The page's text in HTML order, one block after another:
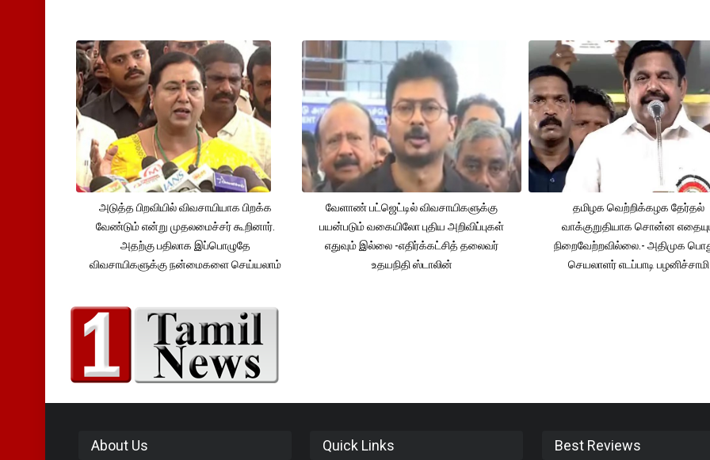
அடுத்த பிறவியில் விவசாயியாக பிறக்க
வேண்டும் என்று முதலமைச்சர் கூறினார்.
அதற்கு பதிலாக இப்பொழுதே
விவசாயிகளுக்கு நன்மைகளை செய்யலாம்
வேளாண் பட்ஜெட்டில் விவசாயிகளுக்கு
பயன்படும் வகையிலோ புதிய அறிவிப்புகள்
எதுவும் இல்லை -எதிர்க்கட்சித் தலைவர்
உதயநிதி ஸ்டாலின்
தமிழக வெற்றிக்கழக தேர்தல்
வாக்குறுதியாக சொன்ன
நிறைவேற்றவில்லை.- அதிமுக
செயலாளர் எடப்பாடி பழனிச்சாமி
About Us Quick Links Best Reviews